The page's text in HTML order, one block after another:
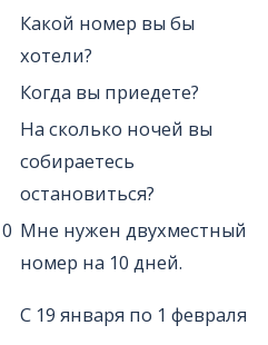
Какой номер вы бы
хотели?
Когда вы приедете?
На сколько ночей вы
собираетесь
остановиться?
Мне нужен двухместный
номер на 10 дней.
С 19 января по 1 февраля